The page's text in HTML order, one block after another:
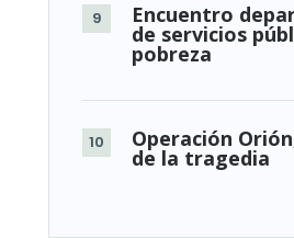
Encuentro
de servicios
pobreza
Operación
de la tragedia